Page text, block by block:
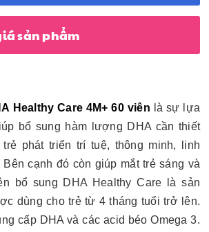
sản phẩm
Healthy Care 4M+ 60 viên là sự lựa
bổ sung hàm lượng DHA cần thiết
phát triển trí tuệ, thông minh, linh
cạnh đó còn giúp mắt trẻ sáng và
bổ sung DHA Healthy Care là sản
dùng cho trẻ từ 4 tháng tuổi trở lên.
cấp DHA và các acid béo Omega 3.